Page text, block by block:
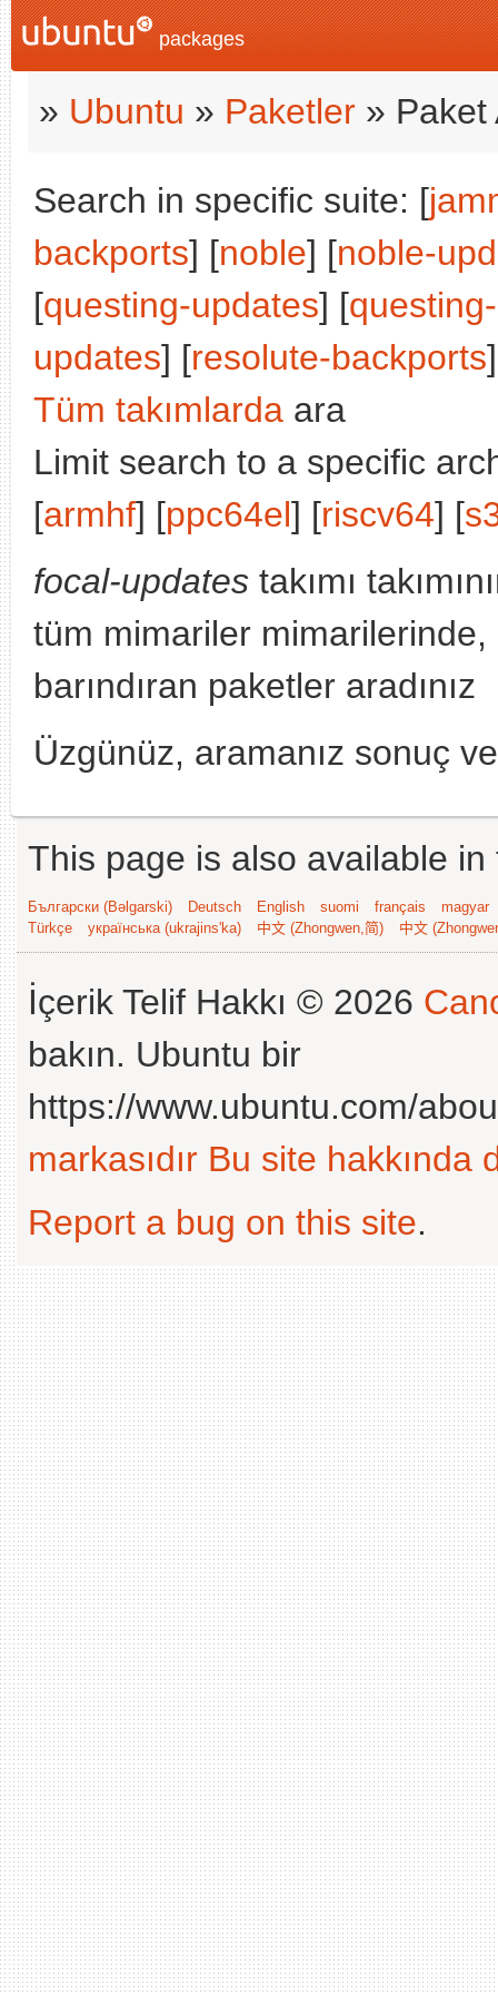
packages
» Ubuntu » Paketler » Paket
Search in specific suite: [
backports] [noble] [noble-
[questing-updates] [
updates] [resolute-backports
Tüm takımlarda ara
Limit search to a specific
[armhf] [ppc64el] [riscv64] [
focal-updates takımı
tüm mimariler
barındıran paketler aradınız
Üzgünüz, aramanız sonuç
This page is also available
Български (Bəlgarski) Deutsch English suomi français
magyar
Türkçe
українська (ukrajins'ka) 中文 (Zhongwen,简) 中文
İçerik Telif Hakkı © 2026
bakın. Ubuntu bir
https://www.ubuntu.com/
markasıdır Bu site hakkında
Report a bug on this site.